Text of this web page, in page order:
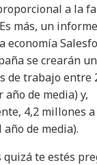
a la
más, un
economía
se crearán
de trabajo entre
año de media) y,
4,2 millones
año de media).
te estés